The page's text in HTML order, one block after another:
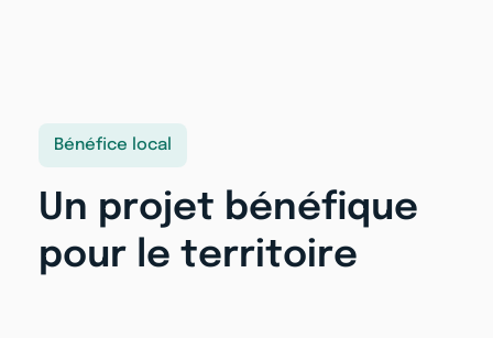
Bénéfice local
Un projet bénéfique
pour le territoire